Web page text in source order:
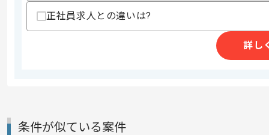
その他募集要項
2023/03/01
これまでのご経験を活かしたい方にお
正社員求人との違いは?
詳し
条件が似ている案件